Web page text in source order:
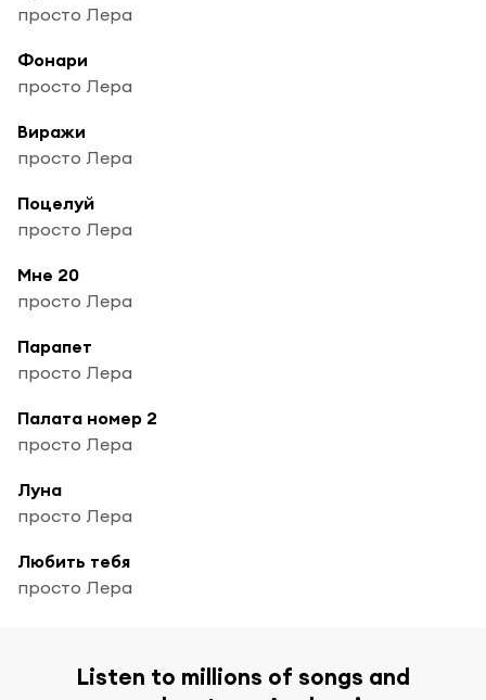
просто Лера
Фонари
просто Лера
Виражи
просто Лера
Поцелуй
просто Лера
Мне 20
просто Лера
Парапет
просто Лера
Палата номер 2
просто Лера
Луна
просто Лера
Любить тебя
просто Лера
Listen to millions of songs and